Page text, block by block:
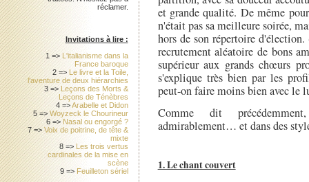
et grande qualité. De même
n'était pas sa meilleure soirée,
hors de son répertoire
recrutement aléatoire de bons
supérieur aux grands chœurs
s'explique très bien par les
peut-on faire moins bien avec le
Comme dit
admirablement… et dans des
1. Le chant couvert
réclamer.
Invitations à lire :
1 => L'italianisme dans la
France baroque
2 => Le livre et la Toile,
l'aventure de deux hiérarchies
3 => Leçons des Morts &
Leçons de Ténèbres
4 =>Arabelle et Didon
5 =>Woyzeck le Chourineur
6 => Nasal ou engorgé ?
7 =>Voix de poitrine, de tête &
mixte
8 => Les trois vertus
cardinales de la mise en
scène
9 => Feuilleton sériel